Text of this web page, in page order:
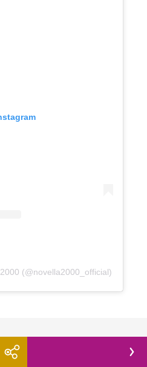
(@novella2000_official)